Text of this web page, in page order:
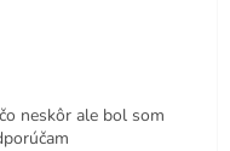
z 5 hviezdičiek.
neskôr ale bol som